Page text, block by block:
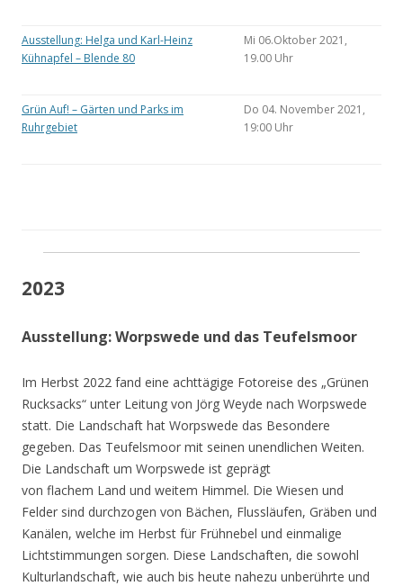
Ausstellung: Helga und Karl-Heinz
Kühnapfel – Blende 80
Mi 06.Oktober 2021,
19.00 Uhr
Grün Auf! – Gärten und Parks im
Ruhrgebiet
Do 04. November 2021,
19:00 Uhr
2023
Ausstellung: Worpswede und das Teufelsmoor
Im Herbst 2022 fand eine achttägige Fotoreise des „Grünen
Rucksacks“ unter Leitung von Jörg Weyde nach Worpswede
statt. Die Landschaft hat Worpswede das Besondere
gegeben. Das Teufelsmoor mit seinen unendlichen Weiten.
Die Landschaft um Worpswede ist geprägt
von flachem Land und weitem Himmel. Die Wiesen und
Felder sind durchzogen von Bächen, Flussläufen, Gräben und
Kanälen, welche im Herbst für Frühnebel und einmalige
Lichtstimmungen sorgen. Diese Landschaften, die sowohl
Kulturlandschaft, wie auch bis heute nahezu unberührte und